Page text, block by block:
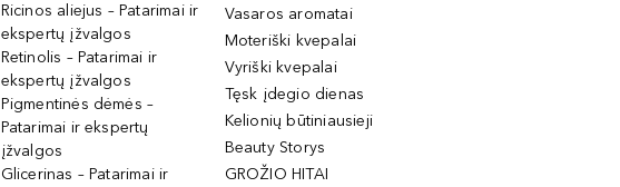
Ricinos aliejus – Patarimai ir
ekspertų įžvalgos
Retinolis – Patarimai ir
ekspertų įžvalgos
Pigmentinės dėmės –
Patarimai ir ekspertų
įžvalgos
Glicerinas – Patarimai ir
Vasaros aromatai
Moteriški kvepalai
Vyriški kvepalai
Tęsk įdegio dienas
Kelionių būtiniausieji
Beauty Storys
GROŽIO HITAI